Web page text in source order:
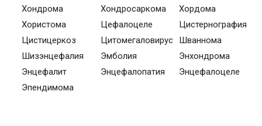
Хондрома
Хондросаркома
Хордома
Хористома
Цефалоцеле
Цистернография
Цистицеркоз
Цитомегаловирус
Шваннома
Шизэнцефалия
Эмболия
Энхондрома
Энцефалит
Энцефалопатия
Энцефалоцеле
Эпендимома